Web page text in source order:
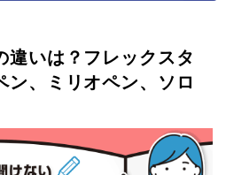
違いは？フレックスタ
ン、ミリオペン、ソロ